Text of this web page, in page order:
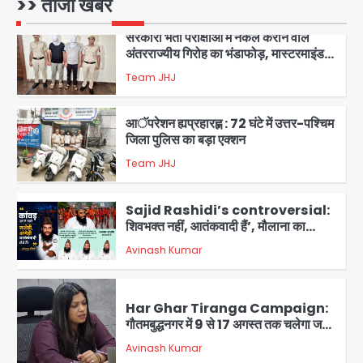
3
Team JHJ
4
आॅपरेशन ह्यप्रहारह्ण : 72 घंटे में उत्तर-पश्चिम
जिला पुलिस का बड़ा एक्शन
5
Sajid Rashidi’s controversial:
शिवभक्त नहीं, आतंकवादी हैं’, मौलाना का
कांवड़ियों पर विवादित बयान, BJP विधायक ने
कराई FIR, NSA की मांग
1
Har Ghar Tiranga Campaign:
गौतमबुद्धनगर में 9 से 17 अगस्त तक चलेगा जन-
बैठक
एंटी-बर्गलरी सेल की बड़ी कामयाबी, चोरी के